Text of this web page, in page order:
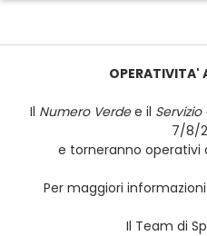
Il Numero Verdee il
7/8/
e torneranno operativi
Per maggiori
Il Team di